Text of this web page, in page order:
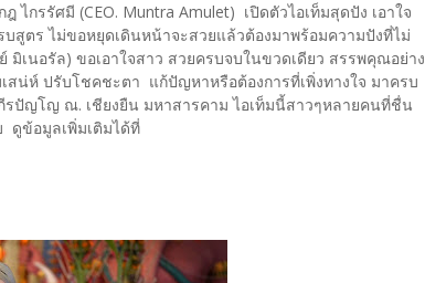
กรรัศมี (CEO. Muntra Amulet) เปิดตัวไอเท็มสุดปัง เอาใจ
สูตร ไม่ขอหยุดเดินหน้าจะสวยแล้วต้องมาพร้อมความปังที่ไม่
มิเนอรัล) ขอเอาใจสาว สวยครบจบในขวดเดียว สรรพคุณอย่าง
ห์ ปรับโชคชะตา แก้ปัญหาหรือต้องการที่เพิ่งทางใจ มาครบ
รปัญโญ ณ. เชียงยืน มหาสารคาม ไอเท็มนี้สาวๆหลายคนที่ชื่น
ดูข้อมูลเพิ่มเติมได้ที่